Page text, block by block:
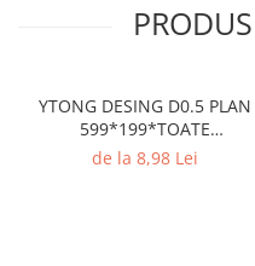
YTONG DESING D0.5 PLAN
599*199*TOATE
DIMENSIUNILE pret/buc
de la 8,98 Lei